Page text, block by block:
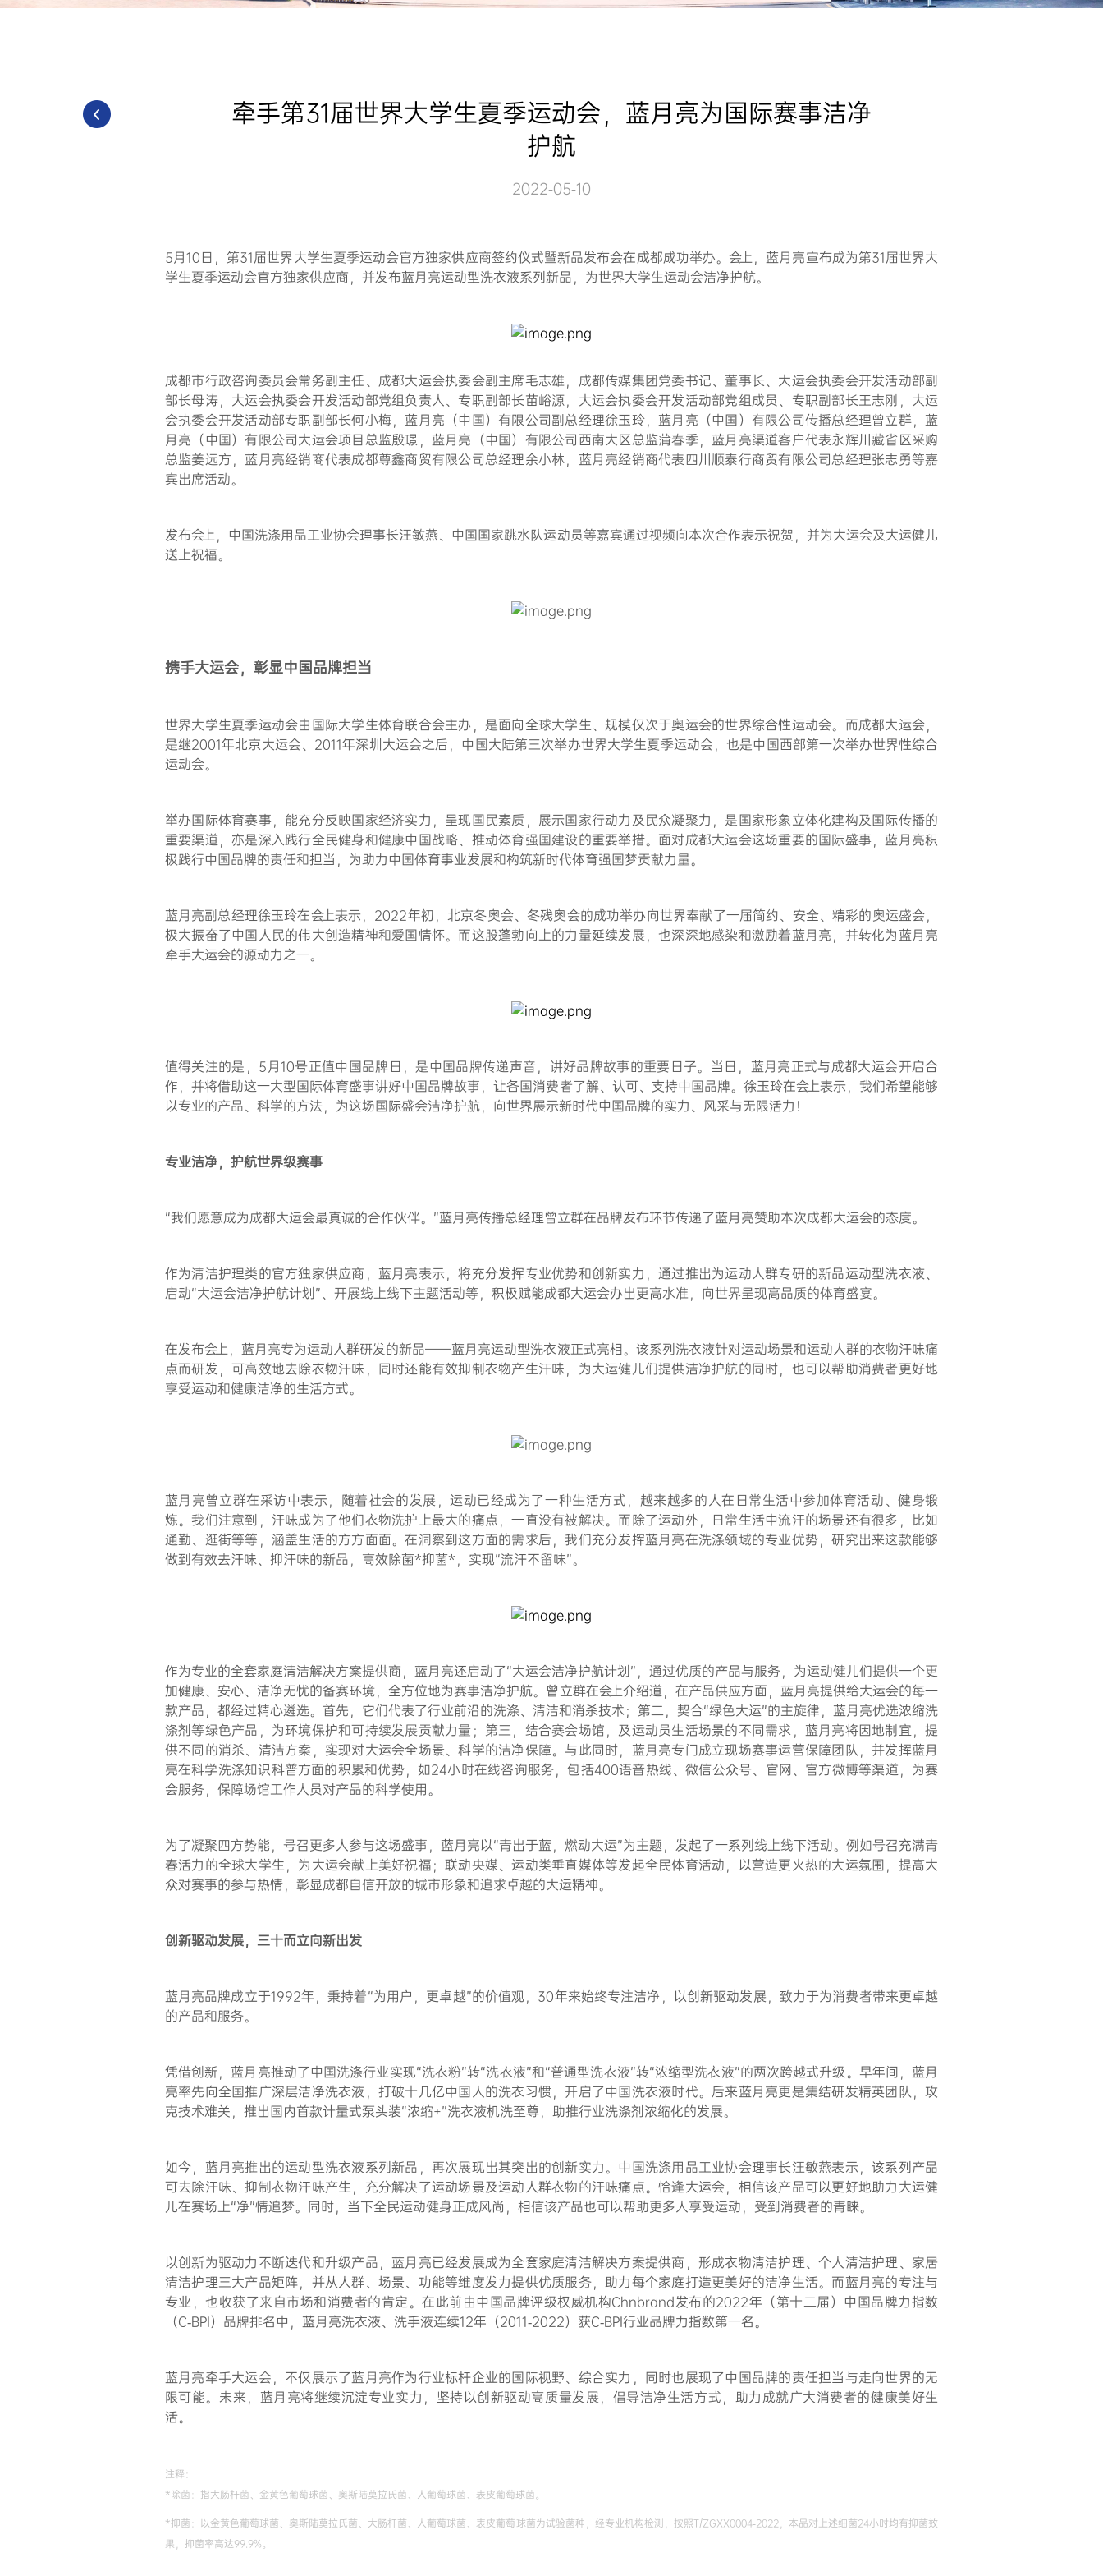
牵手第31届世界大学生夏季运动会，蓝月亮为国际赛事洁净
护航
2022-05-10
5月10日，第31届世界大学生夏季运动会官方独家供应商签约仪式暨新品发布会在成都成功举办。会上，蓝月亮宣布成为第31届世界大
学生夏季运动会官方独家供应商，并发布蓝月亮运动型洗衣液系列新品，为世界大学生运动会洁净护航。
成都市行政咨询委员会常务副主任、成都大运会执委会副主席毛志雄，成都传媒集团党委书记、董事长、大运会执委会开发活动部副
部长母涛，大运会执委会开发活动部党组负责人、专职副部长苗峪源，大运会执委会开发活动部党组成员、专职副部长王志刚，大运
会执委会开发活动部专职副部长何小梅，蓝月亮（中国）有限公司副总经理徐玉玲，蓝月亮（中国）有限公司传播总经理曾立群，蓝
月亮（中国）有限公司大运会项目总监殷璟，蓝月亮（中国）有限公司西南大区总监蒲春季，蓝月亮渠道客户代表永辉川藏省区采购
总监姜远方，蓝月亮经销商代表成都尊鑫商贸有限公司总经理余小林，蓝月亮经销商代表四川顺泰行商贸有限公司总经理张志勇等嘉
宾出席活动。
发布会上，中国洗涤用品工业协会理事长汪敏燕、中国国家跳水队运动员等嘉宾通过视频向本次合作表示祝贺，并为大运会及大运健儿
送上祝福。
携手大运会，彰显中国品牌担当
世界大学生夏季运动会由国际大学生体育联合会主办，是面向全球大学生、规模仅次于奥运会的世界综合性运动会。而成都大运会，
是继2001年北京大运会、2011年深圳大运会之后，中国大陆第三次举办世界大学生夏季运动会，也是中国西部第一次举办世界性综合
运动会。
举办国际体育赛事，能充分反映国家经济实力，呈现国民素质，展示国家行动力及民众凝聚力，是国家形象立体化建构及国际传播的
重要渠道，亦是深入践行全民健身和健康中国战略、推动体育强国建设的重要举措。面对成都大运会这场重要的国际盛事，蓝月亮积
极践行中国品牌的责任和担当，为助力中国体育事业发展和构筑新时代体育强国梦贡献力量。
蓝月亮副总经理徐玉玲在会上表示，2022年初，北京冬奥会、冬残奥会的成功举办向世界奉献了一届简约、安全、精彩的奥运盛会，
极大振奋了中国人民的伟大创造精神和爱国情怀。而这股蓬勃向上的力量延续发展，也深深地感染和激励着蓝月亮，并转化为蓝月亮
牵手大运会的源动力之一。
值得关注的是，5月10号正值中国品牌日，是中国品牌传递声音，讲好品牌故事的重要日子。当日，蓝月亮正式与成都大运会开启合
作，并将借助这一大型国际体育盛事讲好中国品牌故事，让各国消费者了解、认可、支持中国品牌。 徐玉玲在会上表示，我们希望能够
以专业的产品、科学的方法，为这场国际盛会洁净护航，向世界展示新时代中国品牌的实力、风采与无限活力！
专业洁净， 护航世界级赛事
“我们愿意成为成都大运会最真诚的合作伙伴。”蓝月亮传播总经理曾立群在品牌发布环节传递了蓝月亮赞助本次成都大运会的态度。
作为清洁护理类的官方独家供应商，蓝月亮表示，将充分发挥专业优势和创新实力，通过推出为运动人群专研的新品运动型洗衣液、
启动“大运会洁净护航计划”、开展线上线下主题活动等，积极赋能成都大运会办出更高水准，向世界呈现高品质的体育盛宴。
在发布会上，蓝月亮专为运动人群研发的新品——蓝月亮运动型洗衣液正式亮相。该系列洗衣液针对运动场景和运动人群的衣物汗味痛
点而研发，可高效地去除衣物汗味，同时还能有效抑制衣物产生汗味，为大运健儿们提供洁净护航的同时，也可以帮助消费者更好地
享受运动和健康洁净的生活方式。
蓝月亮曾立群在采访中表示，随着社会的发展，运动已经成为了一种生活方式，越来越多的人在日常生活中参加体育活动、健身锻
炼。我们注意到，汗味成为了他们衣物洗护上最大的痛点，一直没有被解决。而除了运动外，日常生活中流汗的场景还有很多，比如
通勤、逛街等等，涵盖生活的方方面面。在洞察到这方面的需求后，我们充分发挥蓝月亮在洗涤领域的专业优势，研究出来这款能够
做到有效去汗味、抑汗味的新品，高效除菌*抑菌*，实现“流汗不留味”。
作为专业的全套家庭清洁解决方案提供商，蓝月亮还启动了“大运会洁净护航计划”，通过优质的产品与服务，为运动健儿们提供一个更
加健康、安心、洁净无忧的备赛环境，全方位地为赛事洁净护航。曾立群在会上介绍道，在产品供应方面，蓝月亮提供给大运会的每一
款产品，都经过精心遴选。首先，它们代表了行业前沿的洗涤、清洁和消杀技术；第二，契合“绿色大运”的主旋律，蓝月亮优选浓缩洗
涤剂等绿色产品，为环境保护和可持续发展贡献力量；第三，结合赛会场馆，及运动员生活场景的不同需求，蓝月亮将因地制宜，提
供不同的消杀、清洁方案，实现对大运会全场景、科学的洁净保障。与此同时，蓝月亮专门成立现场赛事运营保障团队，并发挥蓝月
亮在科学洗涤知识科普方面的积累和优势，如24小时在线咨询服务，包括400语音热线、微信公众号、官网、官方微博等渠道，为赛
会服务，保障场馆工作人员对产品的科学使用。
为了凝聚四方势能，号召更多人参与这场盛事，蓝月亮以“青出于蓝，燃动大运”为主题，发起了一系列线上线下活动。例如号召充满青
春活力的全球大学生，为大运会献上美好祝福；联动央媒、运动类垂直媒体等发起全民体育活动，以营造更火热的大运氛围，提高大
众对赛事的参与热情，彰显成都自信开放的城市形象和追求卓越的大运精神。
创新驱动发展，三十而立向新出发
蓝月亮品牌成立于1992年，秉持着“为用户，更卓越”的价值观，30年来始终专注洁净，以创新驱动发展，致力于为消费者带来更卓越
的产品和服务。
凭借创新，蓝月亮推动了中国洗涤行业实现“洗衣粉”转“洗衣液”和“普通型洗衣液”转“浓缩型洗衣液”的两次跨越式升级。早年间，蓝月
亮率先向全国推广深层洁净洗衣液，打破十几亿中国人的洗衣习惯，开启了中国洗衣液时代。后来蓝月亮更是集结研发精英团队，攻
克技术难关，推出国内首款计量式泵头装“浓缩+”洗衣液机洗至尊，助推行业洗涤剂浓缩化的发展。
如今，蓝月亮推出的运动型洗衣液系列新品，再次展现出其突出的创新实力。中国洗涤用品工业协会理事长汪敏燕表示，该系列产品
可去除汗味、抑制衣物汗味产生，充分解决了运动场景及运动人群衣物的汗味痛点。恰逢大运会，相信该产品可以更好地助力大运健
儿在赛场上“净”情追梦。同时，当下全民运动健身正成风尚，相信该产品也可以帮助更多人享受运动，受到消费者的青睐。
以创新为驱动力不断迭代和升级产品，蓝月亮已经发展成为全套家庭清洁解决方案提供商，形成衣物清洁护理、个人清洁护理、家居
清洁护理三大产品矩阵，并从人群、场景、功能等维度发力提供优质服务，助力每个家庭打造更美好的洁净生活。而蓝月亮的专注与
专业，也收获了来自市场和消费者的肯定。在此前由中国品牌评级权威机构Chnbrand发布的2022年（第十二届）中国品牌力指数
（C-BPI）品牌排名中，蓝月亮洗衣液、洗手液连续12年（2011-2022）获C-BPI行业品牌力指数第一名。
蓝月亮牵手大运会，不仅展示了蓝月亮作为行业标杆企业的国际视野、综合实力，同时也展现了中国品牌的责任担当与走向世界的无
限可能。未来，蓝月亮将继续沉淀专业实力，坚持以创新驱动高质量发展，倡导洁净生活方式，助力成就广大消费者的健康美好生
活。
注释：
*除菌： 指大肠杆菌、金黄色葡萄球菌、奥斯陆莫拉氏菌、人葡萄球菌、表皮葡萄球菌。
*抑菌：以金黄色葡萄球菌、奥斯陆莫拉氏菌、大肠杆菌、人葡萄球菌、表皮葡萄球菌为试验菌种，经专业机构检测，按照T/ZGXX0004-2022，本品对上述细菌24小时均有抑菌效
果，抑菌率高达99.9%。